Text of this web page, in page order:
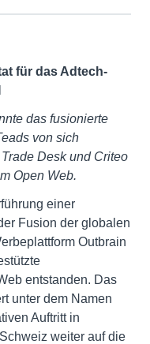
für das Adtech-
das fusionierte
von sich
Desk und Criteo
Open Web.
einer
Fusion der globalen
Outbrain
entstanden. Das
unter dem Namen
Auftritt in
weiter auf die